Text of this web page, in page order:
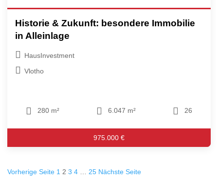
Historie & Zukunft: besondere Immobilie
in Alleinlage
HausInvestment
Vlotho
280 m² 6.047 m² 26
975.000 €
Seitennummerierung
Vorherige Seite 1 2 3 4 25 Nächste Seite